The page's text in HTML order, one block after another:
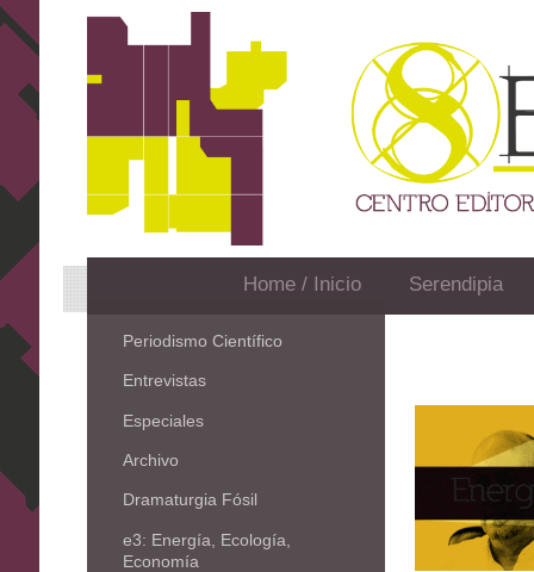
Home / Inicio Serendipia
Periodismo Científico
Entrevistas
Especiales
Archivo
Dramaturgia Fósil
e3: Energía, Ecología,
Economía